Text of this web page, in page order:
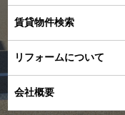
賃貸物件検索
リフォームについて
会社概要